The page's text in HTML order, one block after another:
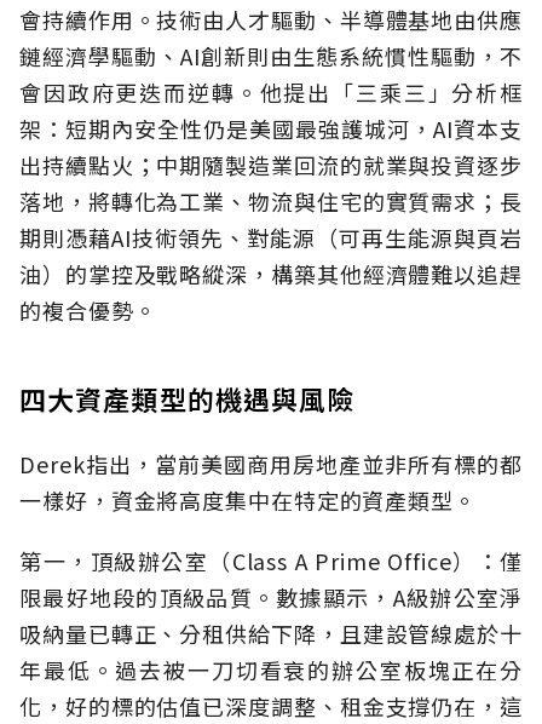
會持續作用。技術由人才驅動、半導體基地由供應
鏈經濟學驅動、AI創新則由生態系統慣性驅動，不
會因政府更迭而逆轉。他提出「三乘三」分析框
架：短期內安全性仍是美國最強護城河，AI資本支
出持續點火；中期隨製造業回流的就業與投資逐步
落地，將轉化為工業、物流與住宅的實質需求；長
期則憑藉AI技術領先、對能源（可再生能源與頁岩
油）的掌控及戰略縱深，構築其他經濟體難以追趕
的複合優勢。
四大資產類型的機遇與風險
Derek指出，當前美國商用房地產並非所有標的都
一樣好，資金將高度集中在特定的資產類型。
第一，頂級辦公室（Class A Prime Office）：僅
限最好地段的頂級品質。數據顯示，A級辦公室淨
吸納量已轉正、分租供給下降，且建設管線處於十
年最低。過去被一刀切看衰的辦公室板塊正在分
化，好的標的估值已深度調整、租金支撐仍在，這